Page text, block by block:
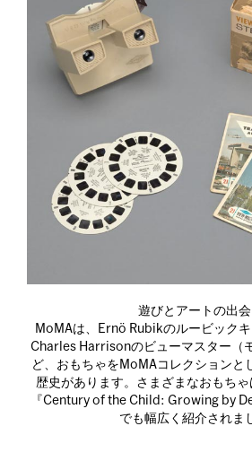
遊びとアートの出
MoMAは、Ernö Rubikのルービックキ
Charles Harrisonのビューマスター（
ど、おもちゃをMoMAコレクションと
歴史があります。さまざまなおもち
『Century of the Child: Growing by
でも幅広く紹介されま